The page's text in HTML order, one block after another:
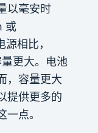
以毫安时
或
相比，
更大。电池
，容量更大
提供更多的
点。